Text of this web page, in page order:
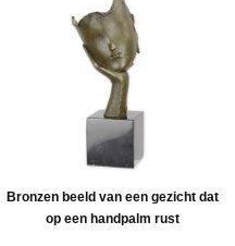
Bronzen beeld van een gezicht dat
op een handpalm rust